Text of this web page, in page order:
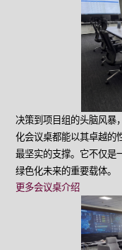
决策到项目组的头脑风暴
化会议桌都能以其卓越的
最坚实的支撑。它不仅是
绿色化未来的重要载体。
更多会议桌介绍